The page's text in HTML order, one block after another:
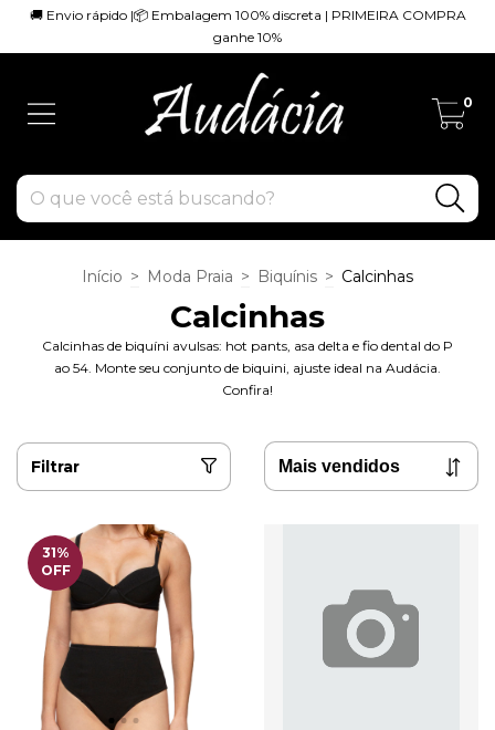
🚚 Envio rápido |📦 Embalagem 100% discreta | PRIMEIRA COMPRA
ganhe 10%
0
Início > Moda Praia > Biquínis > Calcinhas
Calcinhas
Calcinhas de biquíni avulsas: hot pants, asa delta e fio dental do P
ao 54. Monte seu conjunto de biquini, ajuste ideal na Audácia.
Confira!
Filtrar
31%
OFF